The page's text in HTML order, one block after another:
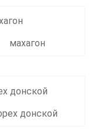
махагон
донской